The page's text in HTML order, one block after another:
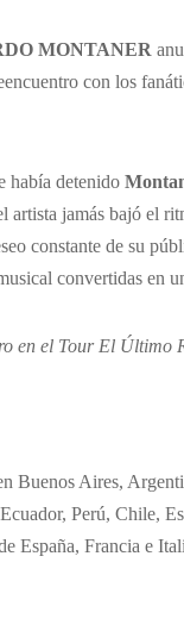
MONTANER
con los
había detenido
artista jamás bajó el
constante de su
convertidas en
en el Tour El Último
Buenos Aires,
Perú, Chile,
España, Francia e